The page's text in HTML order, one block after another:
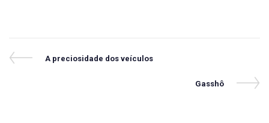
Navegação
Previous
A preciosidade dos veículos
Next
Gasshô